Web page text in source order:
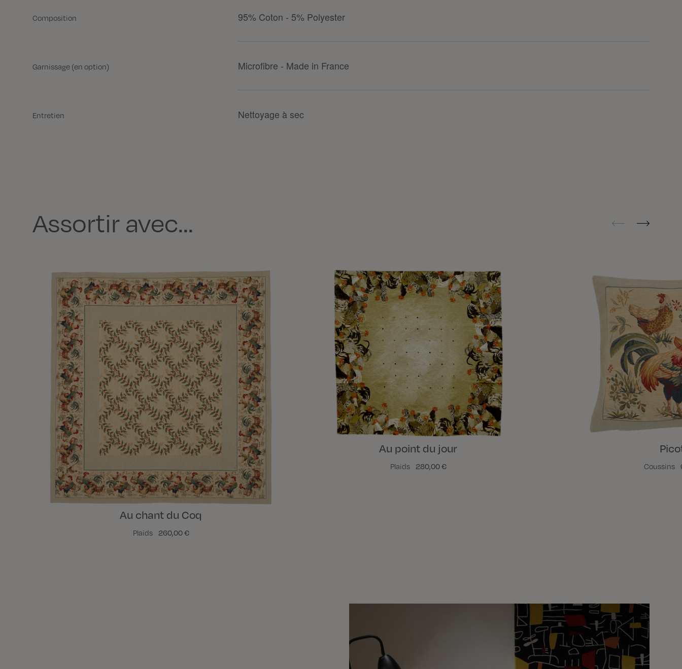
Composition 95% Coton - 5% Polyester
Garnissage (en option) Microfibre - Made in France
Entretien Nettoyage à sec
Assortir avec...
Au chant du Coq
Plaids 260,00 €
Au point du jour
Plaids 280,00 € Coussins